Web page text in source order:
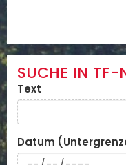
SUCHE IN TF-
Text
Datum